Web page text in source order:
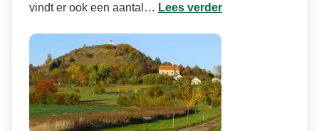
vindt er ook een aantal… Lees verder